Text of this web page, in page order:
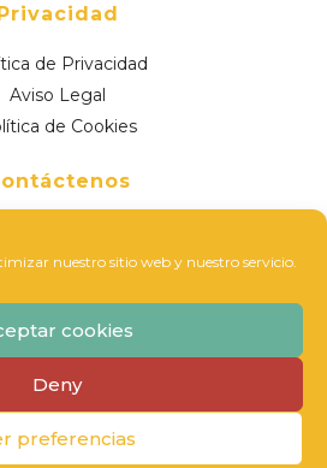
nuestro sitio web y nuestro servicio.
cookies
Deny
preferencias
de Privacidad
Aviso Legal
de Cookies
Murcia, España
617 899 869